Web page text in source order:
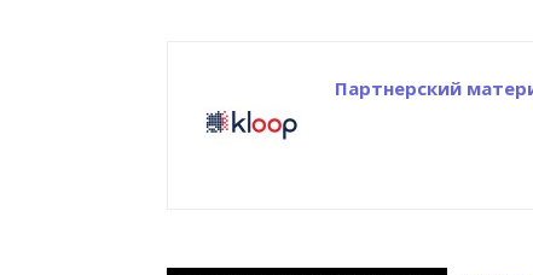
Партнерский